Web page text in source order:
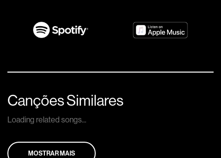
Canções Similares
Loading related songs...
MOSTRAR MAIS